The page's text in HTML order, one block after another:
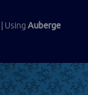
Using Auberge